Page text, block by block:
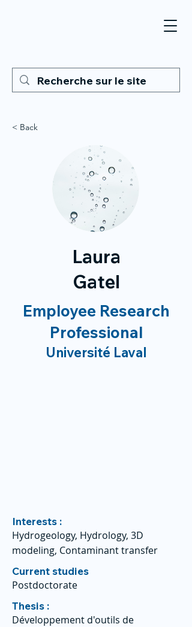
< Back
Laura
Gatel
Employee Research
Professional
Université Laval
Interests :
Hydrogeology, Hydrology, 3D
modeling, Contaminant transfer
Current studies
Postdoctorate
Thesis :
Développement d'outils de